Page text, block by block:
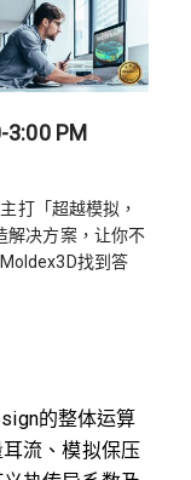
3:00 PM
打「超越模拟，
解决方案，让你不
找到答
的整体运算
流、模拟保压